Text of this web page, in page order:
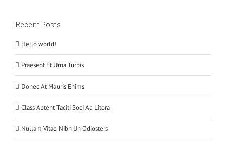
Recent Posts
Hello world!
Praesent Et Urna Turpis
Donec At Mauris Enims
Class Aptent Taciti Soci Ad Litora
Nullam Vitae Nibh Un Odiosters